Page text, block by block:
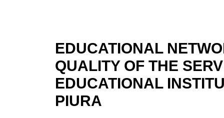
EDUCATIONAL
QUALITY OF THE
EDUCATIONAL
PIURA